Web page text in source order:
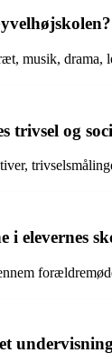
musik, drama,
trivsel og
elevernes